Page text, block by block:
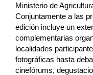
Ministerio de
Conjuntamente a las
edición incluye un
complementarias
localidades
fotográficas hasta
cinefórums,